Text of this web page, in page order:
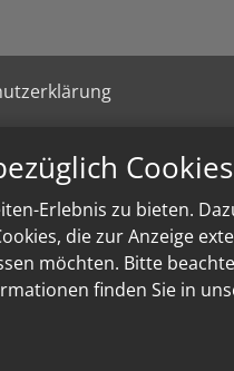
Cookies
Erlebnis zu bieten.
die zur Anzeige
möchten. Bitte
finden Sie in